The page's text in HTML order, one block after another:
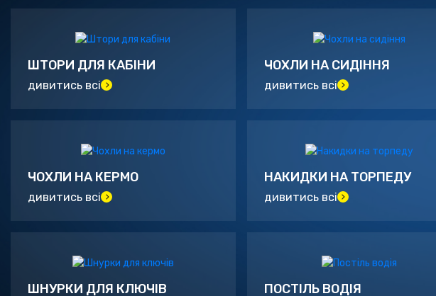
ШТОРИ ДЛЯ КАБІНИ
дивитись всі
ЧОХЛИ НА СИДІННЯ
дивитись всі
ЧОХЛИ НА КЕРМО
дивитись всі
НАКИДКИ НА ТОРПЕДУ
дивитись всі
ШНУРКИ ДЛЯ КЛЮЧІВ ПОСТІЛЬ ВОДІЯ